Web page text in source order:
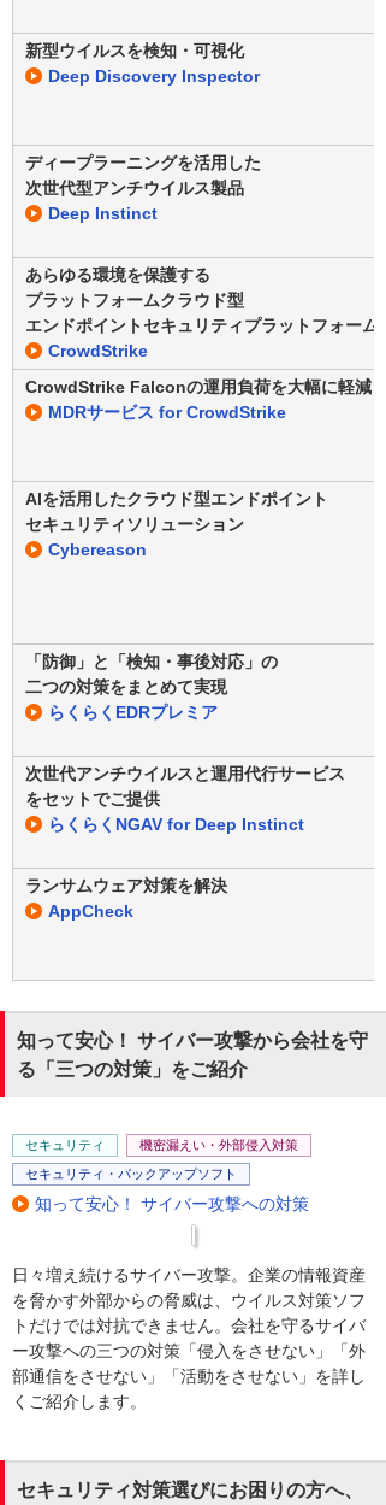
新型ウイルスを検知・可視化
Deep Discovery Inspector
ディープラーニングを活用した
次世代型アンチウイルス製品
Deep Instinct
あらゆる環境を保護する
プラットフォームクラウド型
エンドポイントセキュリティプラットフォーム
CrowdStrike
CrowdStrike Falconの運用負荷を大幅に軽減
MDRサービス for CrowdStrike
AIを活用したクラウド型エンドポイント
セキュリティソリューション
Cybereason
「防御」と「検知・事後対応」の
二つの対策をまとめて実現
らくらくEDRプレミア
次世代アンチウイルスと運用代行サービス
をセットでご提供
らくらくNGAV for Deep Instinct
ランサムウェア対策を解決
AppCheck
知って安心！ サイバー攻撃から会社を守
る「三つの対策」をご紹介
セキュリティ
機密漏えい・外部侵入対策
セキュリティ・バックアップソフト
知って安心！ サイバー攻撃への対策
日々増え続けるサイバー攻撃。企業の情報資産
を脅かす外部からの脅威は、ウイルス対策ソフ
トだけでは対抗できません。会社を守るサイバ
ー攻撃への三つの対策「侵入をさせない」「外
部通信をさせない」「活動をさせない」を詳し
くご紹介します。
セキュリティ対策選びにお困りの方へ、